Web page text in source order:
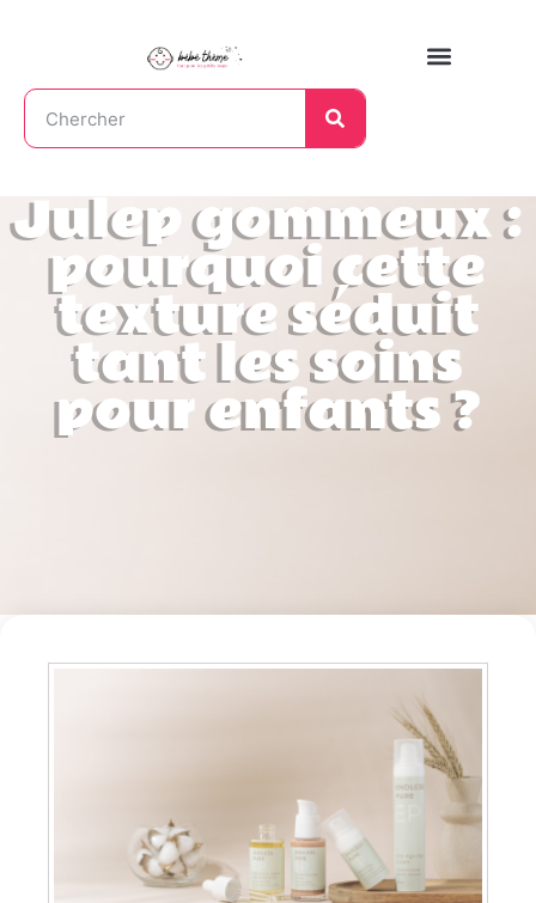
Julep gommeux :
pourquoi cette
texture séduit
tant les soins
pour enfants ?